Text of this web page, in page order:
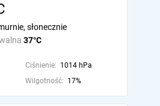
37°C
słonecznie
Ciśnienie: 1014 hPa
Wilgotność: 17%